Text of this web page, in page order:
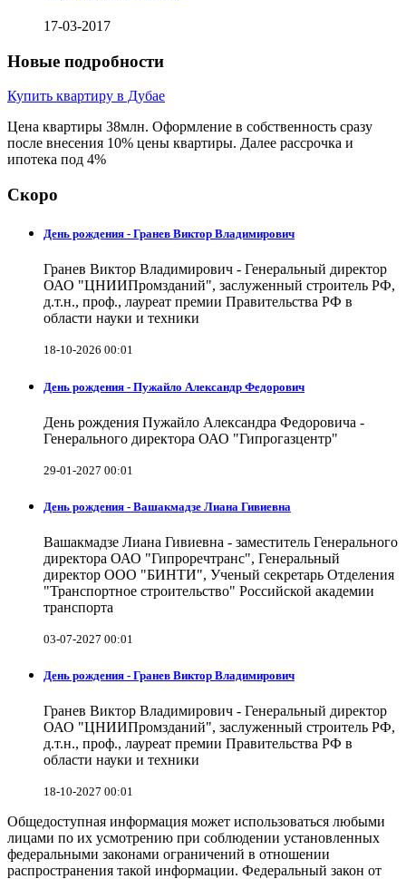
17-03-2017
Новые подробности
Купить квартиру в Дубае
Цена квартиры 38млн. Оформление в собственность сразу
после внесения 10% цены квартиры. Далее рассрочка и
ипотека под 4%
Скоро
День рождения - Гранев Виктор Владимирович
Гранев Виктор Владимирович - Генеральный директор
ОАО "ЦНИИПромзданий", заслуженный строитель РФ,
д.т.н., проф., лауреат премии Правительства РФ в
области науки и техники
18-10-2026 00:01
День рождения - Пужайло Александр Федорович
День рождения Пужайло Александра Федоровича -
Генерального директора ОАО "Гипрогазцентр"
29-01-2027 00:01
День рождения - Вашакмадзе Лиана Гивиевна
Вашакмадзе Лиана Гивиевна - заместитель Генерального
директора ОАО "Гипроречтранс", Генеральный
директор ООО "БИНТИ", Ученый секретарь Отделения
"Транспортное строительство" Российской академии
транспорта
03-07-2027 00:01
День рождения - Гранев Виктор Владимирович
Гранев Виктор Владимирович - Генеральный директор
ОАО "ЦНИИПромзданий", заслуженный строитель РФ,
д.т.н., проф., лауреат премии Правительства РФ в
области науки и техники
18-10-2027 00:01
Общедоступная информация может использоваться любыми
лицами по их усмотрению при соблюдении установленных
федеральными законами ограничений в отношении
распространения такой информации. Федеральный закон от